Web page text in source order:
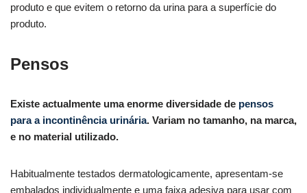
produto e que evitem o retorno da urina para a superfície do
produto.
Pensos
Existe actualmente uma enorme diversidade de pensos
para a incontinência urinária. Variam no tamanho, na marca,
e no material utilizado.
Habitualmente testados dermatologicamente, apresentam-se
embalados individualmente e uma faixa adesiva para usar com